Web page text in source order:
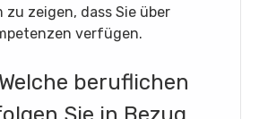
zu zeigen, dass Sie über
verfügen.
beruflichen